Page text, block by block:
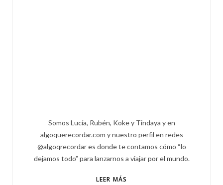
Somos Lucía, Rubén, Koke y Tindaya y en
algoquerecordar.com y nuestro perfil en redes
@algoqrecordar es donde te contamos cómo “lo
dejamos todo” para lanzarnos a viajar por el mundo.
LEER MÁS